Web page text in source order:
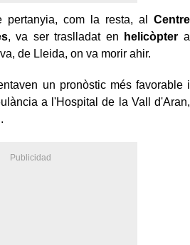
pertanyia, com la resta, al Centre
, va ser traslladat en helicòpter a
de Lleida, on va morir ahir.
un pronòstic més favorable i
a l'Hospital de la Vall d'Aran,